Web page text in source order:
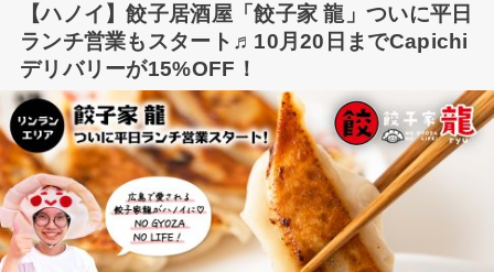
【ハノイ】餃子居酒屋「餃子家 龍」ついに平日
ランチ営業もスタート♬10月20日までCapichi
デリバリーが15%OFF！